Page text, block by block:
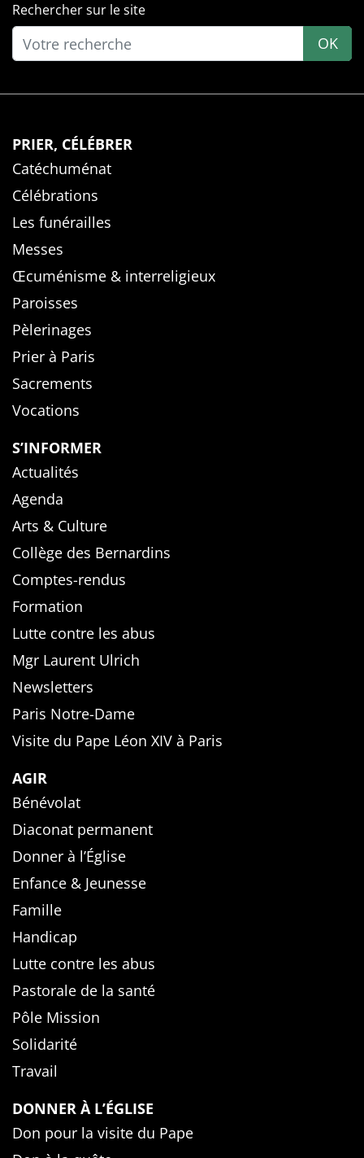
Rechercher sur le site
OK
PRIER, CÉLÉBRER
Catéchuménat
Célébrations
Les funérailles
Messes
Œcuménisme & interreligieux
Paroisses
Pèlerinages
Prier à Paris
Sacrements
Vocations
S’INFORMER
Actualités
Agenda
Arts & Culture
Collège des Bernardins
Comptes-rendus
Formation
Lutte contre les abus
Mgr Laurent Ulrich
Newsletters
Paris Notre-Dame
Visite du Pape Léon XIV à Paris
AGIR
Bénévolat
Diaconat permanent
Donner à l’Église
Enfance & Jeunesse
Famille
Handicap
Lutte contre les abus
Pastorale de la santé
Pôle Mission
Solidarité
Travail
DONNER À L’ÉGLISE
Don pour la visite du Pape